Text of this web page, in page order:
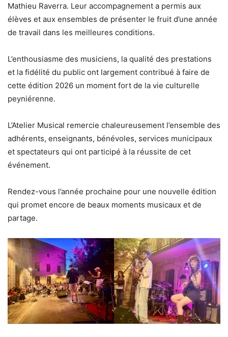
Mathieu Raverra. Leur accompagnement a permis aux
élèves et aux ensembles de présenter le fruit d’une année
de travail dans les meilleures conditions.
L’enthousiasme des musiciens, la qualité des prestations
et la fidélité du public ont largement contribué à faire de
cette édition 2026 un moment fort de la vie culturelle
peyniérenne.
L’Atelier Musical remercie chaleureusement l’ensemble des
adhérents, enseignants, bénévoles, services municipaux
et spectateurs qui ont participé à la réussite de cet
événement.
Rendez-vous l’année prochaine pour une nouvelle édition
qui promet encore de beaux moments musicaux et de
partage.